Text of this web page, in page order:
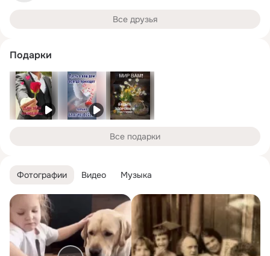
Фотографии Видео Музыка
Все друзья
Подарки
Все подарки